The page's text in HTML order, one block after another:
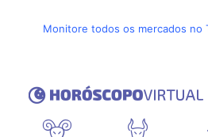
Monitore todos os mercados no